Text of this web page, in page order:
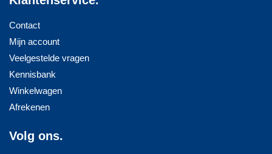
Contact
Mijn account
Veelgestelde vragen
Kennisbank
Winkelwagen
Afrekenen
Volg ons.